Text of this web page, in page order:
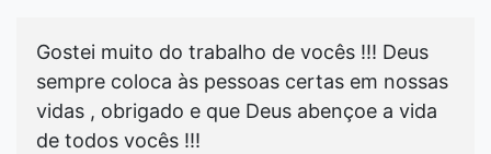
Gostei muito do trabalho de vocês !!! Deus
sempre coloca às pessoas certas em nossas
vidas , obrigado e que Deus abençoe a vida
de todos vocês !!!